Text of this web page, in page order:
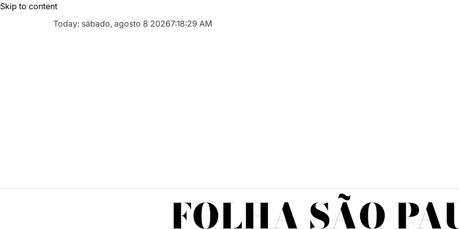
Skip to content
Today: sábado, agosto 8 20267:18:29 AM
FOLHA SÃO